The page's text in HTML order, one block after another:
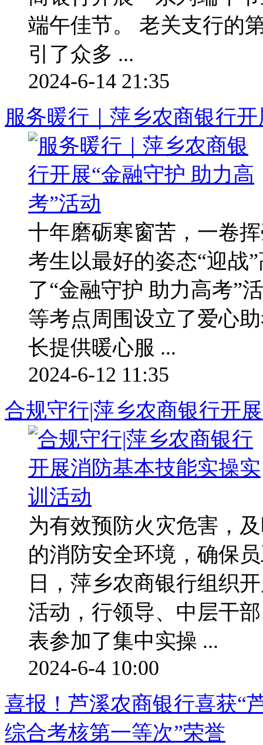
端午佳节。 老关支行的
引了众多 ...
2024-6-14 21:35
服务暖行｜萍乡农商银行
十年磨砺寒窗苦，一卷
考生以最好的姿态“迎战
了“金融守护 助力高考”
等考点周围设立了爱心
长提供暖心服 ...
2024-6-12 11:35
合规守行|萍乡农商银行开
为有效预防火灾危害，
的消防安全环境，确保
日，萍乡农商银行组织
活动，行领导、中层干
表参加了集中实操 ...
2024-6-4 10:00
喜报！芦溪农商银行喜获“
综合考核第一等次”荣誉